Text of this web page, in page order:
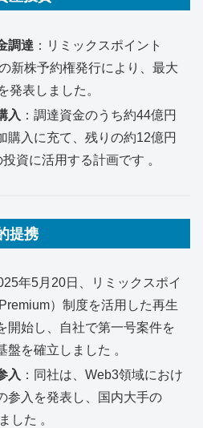
調達 ：リミックスポイント
新株予約権発行により、最大
発表しました。
入 ：調達資金のうち約44億円
購入に充て、残りの約12億円
資に活用する計画です 。
提携
年5月20日、リミックスポイ
）制度を活用した再生
開始し、自社で第一号案件を
を確立しました 。
入 ：同社は、Web3領域におけ
参入を発表し、国内大手の
した 。